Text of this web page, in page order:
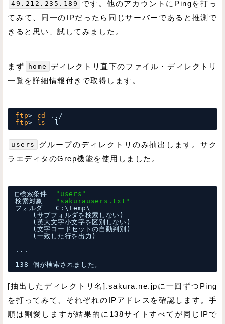
49.212.235.189
です。他のアカウントにPingを打っ
てみて、同一のIPだったら同じサーバーであると推測で
きると思い、試してみました。
まず home
ディレクトリ直下のファイル・ディレクトリ
一覧を詳細情報付きで取得します。
ftp> cd
../
ftp> ls -l
users
グループのディレクトリのみ抽出します。サク
ラエディタのGrep機能を使用しました。
□検索条件
"users"
検索対象
"sakurausers.txt"
フォルダ   C:\Temp\
(サブフォルダを検索しない)
(英大文字小文字を区別しない)
(文字コードセットの自動判別)
(一致した行を出力)
...
138 個が検索されました。
[抽出したディレクトリ名].sakura.ne.jpに一回ずつPing
を打ってみて、それぞれのIPアドレスを確認します。手
順は割愛しますが結果的に138サイトすべてが同じIPで